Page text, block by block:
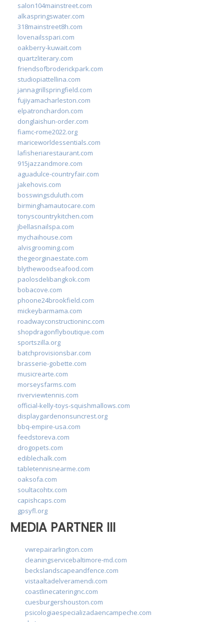
salon104mainstreet.com
alkaspringswater.com
318mainstreet8h.com
lovenailsspari.com
oakberry-kuwait.com
quartzliterary.com
friendsofbroderickpark.com
studiopiattellina.com
jannagrillspringfield.com
fujiyamacharleston.com
elpatronchardon.com
donglaishun-order.com
fiamc-rome2022.org
mariceworldessentials.com
lafisheriarestaurant.com
915jazzandmore.com
aguadulce-countryfair.com
jakehovis.com
bosswingsduluth.com
birminghamautocare.com
tonyscountrykitchen.com
jbellasnailspa.com
mychaihouse.com
alvisgrooming.com
thegeorginaestate.com
blythewoodseafood.com
paolosdelibangkok.com
bobacove.com
phoone24brookfield.com
mickeybarmama.com
roadwayconstructioninc.com
shopdragonflyboutique.com
sportszilla.org
batchprovisionsbar.com
brasserie-gobette.com
musicrearte.com
morseysfarms.com
riverviewtennis.com
official-kelly-toys-squishmallows.com
displaygardenonsuncrest.org
bbq-empire-usa.com
feedstoreva.com
drogopets.com
ediblechalk.com
tabletennisnearme.com
oaksofa.com
soultacohtx.com
capishcaps.com
gpsyfl.org
MEDIA PARTNER III
vwrepairarlington.com
cleaningservicebaltimore-md.com
beckslandscapeandfence.com
vistaaltadelveramendi.com
coastlinecateringnc.com
cuesburgershouston.com
psicologiaespecializadaencampeche.com